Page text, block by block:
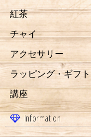
紅茶
チャイ
アクセサリー
ラッピング・ギフト
講座
Information